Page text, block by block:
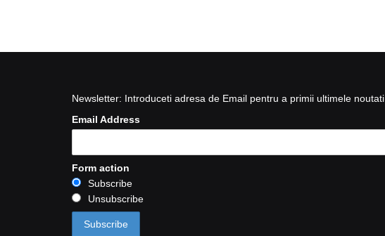
Newsletter: Introduceti adresa de Email pentru a primii ultimele noutati
Email Address
Form action
Subscribe
Unsubscribe